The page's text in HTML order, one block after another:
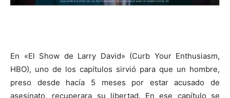
En «El Show de Larry David» (Curb Your Enthusiasm,
HBO), uno de los capítulos sirvió para que un hombre,
preso desde hacía 5 meses por estar acusado de
asesinato, recuperara su libertad. En ese capítulo se